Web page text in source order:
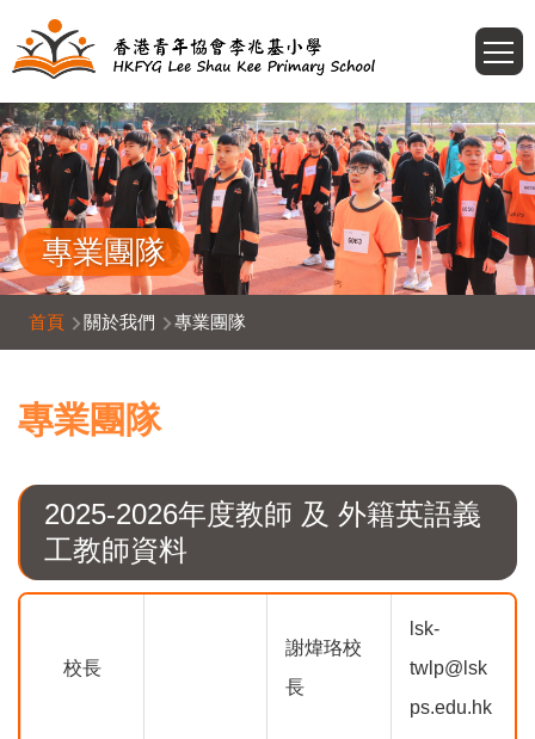
移至主內容
專業團隊
導
航
連
結
首頁 關於我們 專業團隊
專業團隊
2025-2026年度教師 及 外籍英語義
工教師資料
校長
謝煒珞校
長
lsk-
twlp@lsk
ps.edu.hk